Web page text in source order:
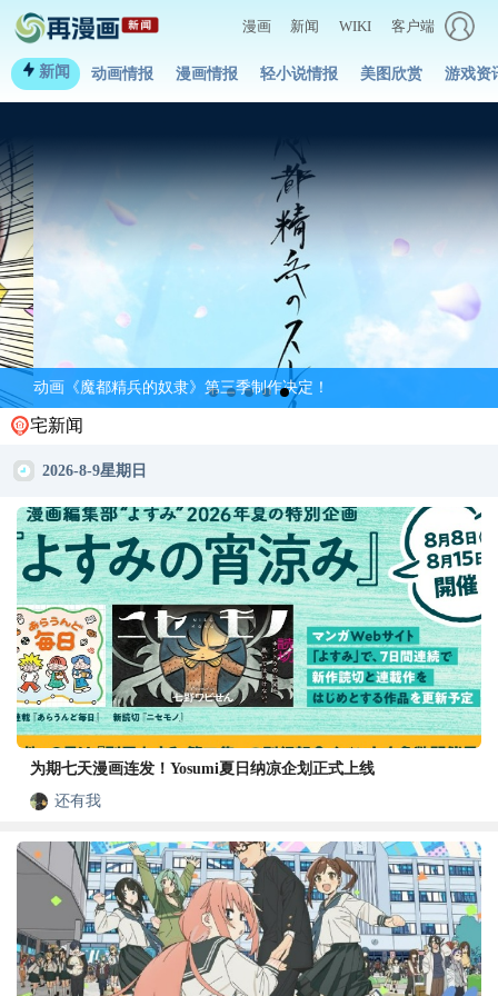
漫画 新闻 WIKI 客户端
新闻 动画情报 漫画情报 轻小说情报 美图欣赏 游戏资
动画《魔都精兵的奴隶》第三季制作决定！
宅新闻
2026-8-9星期日
为期七天漫画连发！Yosumi夏日纳凉企划正式上线
还有我